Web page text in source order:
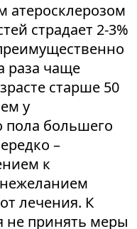
атеросклерозом
страдает 2-3%
раза чаще
старше 50
у
пола большего
–
к
лечения. К
не принять меры